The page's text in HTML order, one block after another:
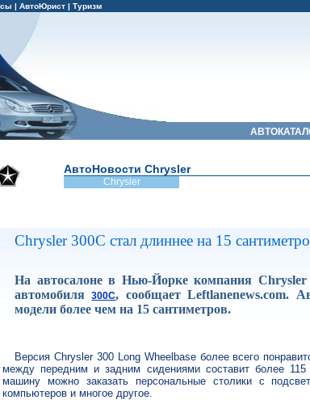
| АвтоЮрист | Туризм
АвтоНовости Chrysler
Chrysler
Chrysler 300C стал длиннее на 15
На автосалоне в Нью-Йорке компания Chrysler
автомобиля300C, сообщает Leftlanenews.com.
модели более чем на 15 сантиметров.
Версия Chrysler 300 Long Wheelbase более всего
между передним и задним сидениями составит более
машину можно заказать персональные столики с
компьютеров и многое другое.